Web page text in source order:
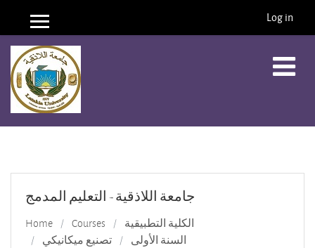
Skip to main content
Side panel Log in
جامعة اللاذقية - التعليم المدمج
Home Courses
الكلية التطبيقية
تصنيع ميكانيكي
السنة الأولى